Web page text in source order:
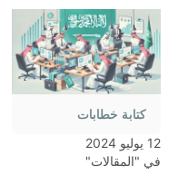
كتابة خطابات
12 يوليو 2024
في "المقالات"